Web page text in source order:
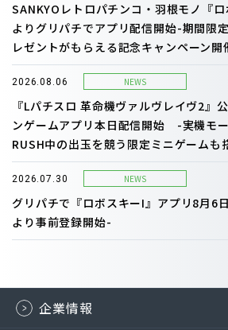
SANKYOレトロパチンコ・羽根モノ『
よりグリパチでアプリ配信開始-期間限
レゼントがもらえる記念キャンペーン開
2026.08.06 NEWS
『Lパチスロ 革命機ヴァルヴレイヴ2』
ンゲームアプリ本日配信開始 -実機モ
RUSH中の出玉を競う限定ミニゲームも
2026.07.30 NEWS
グリパチで『ロボスキーI』アプリ8月6
より事前登録開始-
企業情報